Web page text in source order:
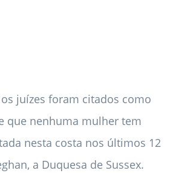
juízes foram citados como
que nenhuma mulher tem
nesta costa nos últimos 12
a Duquesa de Sussex.